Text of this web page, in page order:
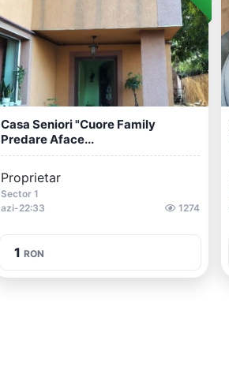
Casa Seniori "Cuore Family
Predare Aface...
Proprietar
Sector 1
azi-22:33
1274
1 RON